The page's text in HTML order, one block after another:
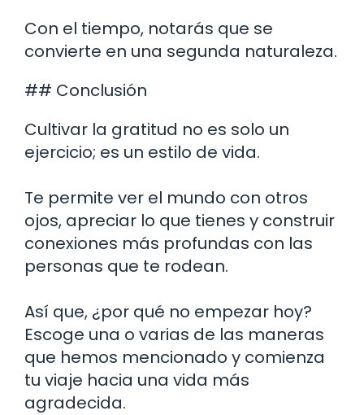
Con el tiempo, notarás que se
convierte en una segunda naturaleza.
## Conclusión
Cultivar la gratitud no es solo un
ejercicio; es un estilo de vida.
Te permite ver el mundo con otros
ojos, apreciar lo que tienes y construir
conexiones más profundas con las
personas que te rodean.
Así que, ¿por qué no empezar hoy?
Escoge una o varias de las maneras
que hemos mencionado y comienza
tu viaje hacia una vida más
agradecida.